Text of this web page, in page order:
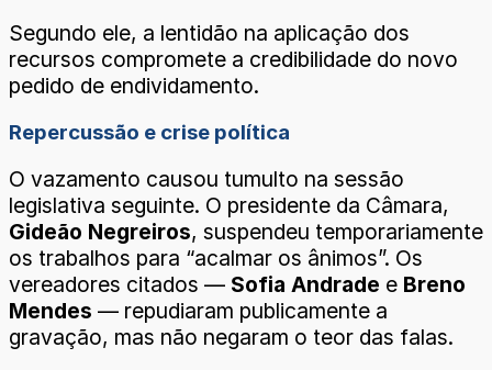
Segundo ele, a lentidão na aplicação dos
recursos compromete a credibilidade do novo
pedido de endividamento.
Repercussão e crise política
O vazamento causou tumulto na sessão
legislativa seguinte. O presidente da Câmara,
Gideão Negreiros, suspendeu temporariamente
os trabalhos para “acalmar os ânimos”. Os
vereadores citados — Sofia Andrade e Breno
Mendes — repudiaram publicamente a
gravação, mas não negaram o teor das falas.